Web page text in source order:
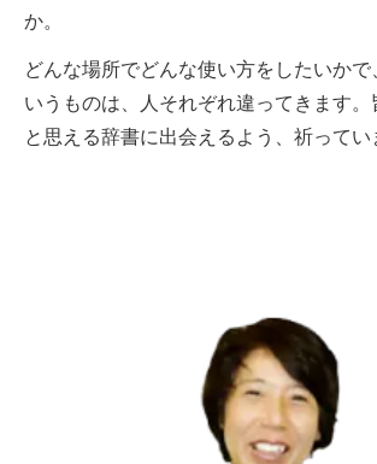
か。
どんな場所でどんな使い方をしたいかで
いうものは、人それぞれ違ってきます。
と思える辞書に出会えるよう、祈ってい